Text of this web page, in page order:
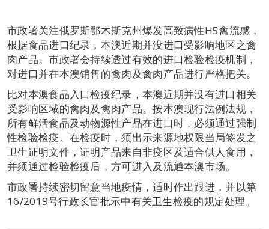
市政署关注俄罗斯鄂木斯克州爆发高致病性H5禽流感，
根据食品进口纪录，本澳近期并没进口受影响地区之禽
肉产品。市政署会持续透过有效的进口检验检疫机制，
对进口并在本澳销售的禽肉及禽肉产品进行严格把关。
比对本澳食品入口检疫纪录，本澳近期并没有进口相关
受影响区域的禽肉及禽肉产品。按本澳现行法例法规，
所有鲜活食品及动物源性产品在进口时，必须通过强制
性检验检疫。在检疫时，须出示来源地权限当局签发之
卫生证明文件，证明产品来自非疫区及适合供人食用，
并须通过检验检疫后，方可进入及流通本澳市场。
市政署持续密切留意当地疫情，适时作出跟进，并以第
16/2019号行政长官批示中有关卫生检疫的规定处理。